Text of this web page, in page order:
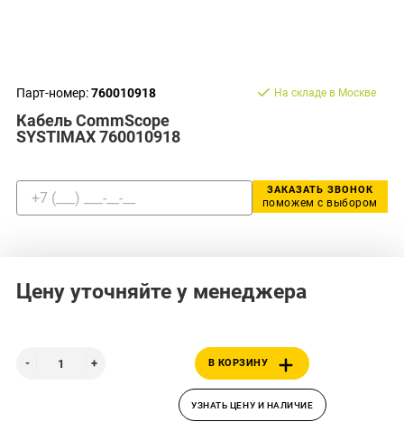
Парт-номер:760010918
Кабель CommScope
SYSTIMAX 760010918
На складе в Москве
ЗАКАЗАТЬ ЗВОНОК
поможем с выбором
Цену уточняйте у менеджера
В КОРЗИНУ
УЗНАТЬ ЦЕНУ И НАЛИЧИЕ